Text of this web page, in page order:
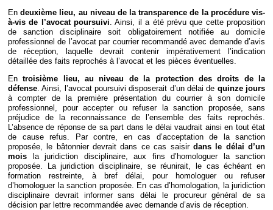
Endeuxième lieu, au niveau de la transparence de la procédure vis-
à-vis de l’avocat poursuivi . Ainsi, il a été prévu que cette proposition
de sanction disciplinaire soit obligatoirement notifiée au domicile
professionnel de l’avocat par courrier recommandé avec demande d’avis
de réception, laquelle devrait contenir impérativement l’indication
détaillée des faits reprochés à l’avocat et les pièces éventuelles.
Entroisième lieu, au niveau de la protection des droits de la
défense . Ainsi, l’avocat poursuivi disposerait d’un délai de quinze jours
à compter de la première présentation du courrier à son domicile
professionnel, pour accepter ou refuser la sanction proposée, sans
préjudice de la reconnaissance de l’ensemble des faits reprochés.
L’absence de réponse de sa part dans le délai vaudrait ainsi en tout état
de cause refus. Par contre, en cas d’acceptation de la sanction
proposée, le bâtonnier devrait dans ce cas saisir dans le délai d’un
mois la juridiction disciplinaire, aux fins d’homologuer la sanction
proposée. La juridiction disciplinaire, se réunirait, le cas échéant en
formation restreinte, à bref délai, pour homologuer ou refuser
d’homologuer la sanction proposée. En cas d’homologation, la juridiction
disciplinaire devrait informer sans délai le procureur général de sa
décision par lettre recommandée avec demande d’avis de réception.